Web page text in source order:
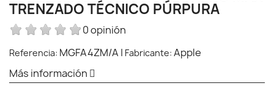
TRENZADO TÉCNICO PÚRPURA
0 opinión
Referencia: MGFA4ZM/A | Fabricante: Apple
Más información